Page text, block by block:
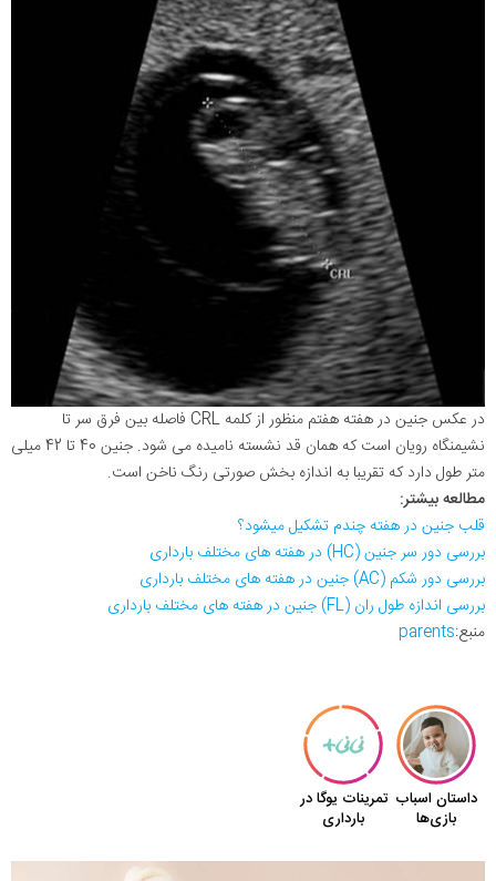
در عکس جنین در هفته هفتم منظور از کلمه CRL فاصله بین فرق سر تا
نشیمنگاه رویان است که همان قد نشسته نامیده می شود. جنین 40 تا 42 میلی
متر طول دارد که تقریبا به اندازه بخش صورتی رنگ ناخن است.
مطالعه بیشتر:
قلب جنین در هفته چندم تشکیل میشود؟
بررسی دور سر جنین (HC) در هفته های مختلف بارداری
بررسی دور شکم (AC) جنین در هفته های مختلف بارداری
بررسی اندازه طول ران (FL) جنین در هفته های مختلف بارداری
منبع:parents